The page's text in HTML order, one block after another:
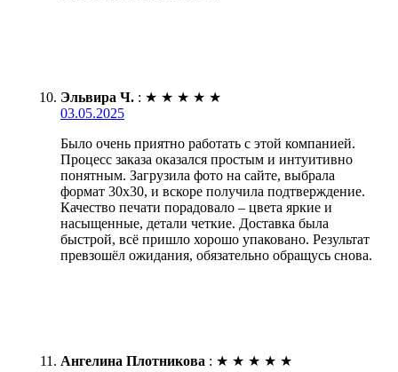
Эльвира Ч. : ★ ★ ★ ★ ★
03.05.2025
Было очень приятно работать с этой компанией.
Процесс заказа оказался простым и интуитивно
понятным. Загрузила фото на сайте, выбрала
формат 30х30, и вскоре получила подтверждение.
Качество печати порадовало – цвета яркие и
насыщенные, детали четкие. Доставка была
быстрой, всё пришло хорошо упаковано. Результат
превзошёл ожидания, обязательно обращусь снова.
Ангелина Плотникова : ★ ★ ★ ★ ★